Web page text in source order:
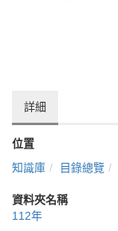
詳細
位置
知識庫
目錄總覽
資料夾名稱
112年